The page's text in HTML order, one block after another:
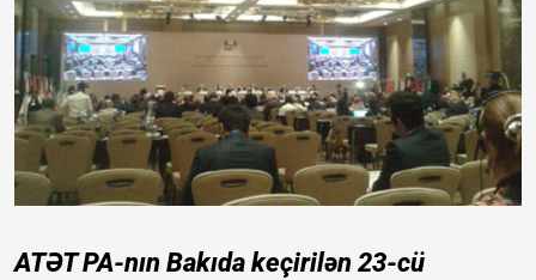
ATƏT PA-nın Bakıda keçirilən 23-cü